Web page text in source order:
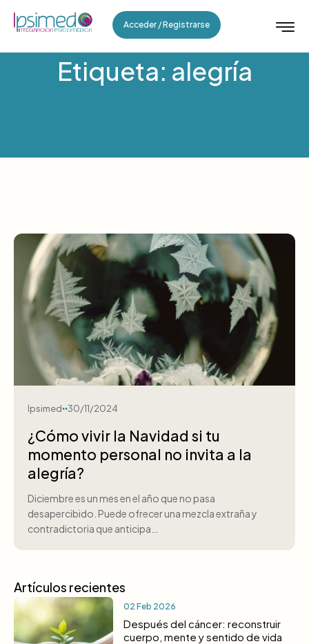
Acceder / Registrarse
Etiqueta: alegría
Ipsimed 30/11/2024
¿Cómo vivir la Navidad si tu
momento personal no invita a la
alegría?
Diciembre es un mes en el año que no pasa
desapercibido. Puede ofrecer una mezcla extraña y
contradictoria que anticipa…
Artículos recientes
02 Feb 2026
Después del cáncer: reconstruir
cuerpo, mente y sentido de vida